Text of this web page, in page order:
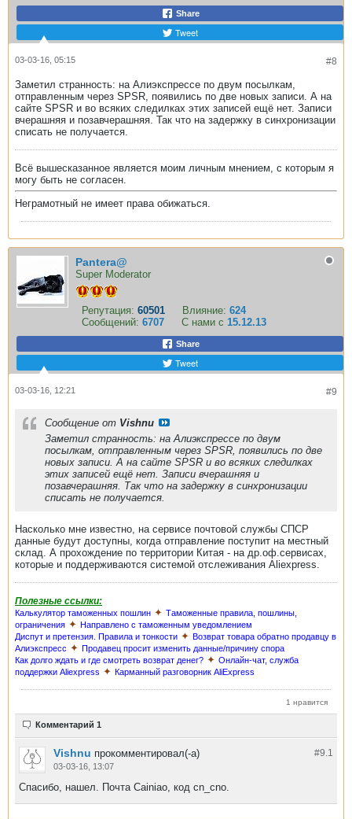
Share
Tweet
#8
03-03-16, 05:15
Заметил странность: на Алиэкспрессе по двум посылкам,
отправленным через SPSR, появились по две новых записи. А на
сайте SPSR и во всяких следилках этих записей ещё нет. Записи
вчерашняя и позавчерашняя. Так что на задержку в синхронизации
списать не получается.
Всё вышесказанное является моим личным мнением, с которым я
могу быть не согласен.
Неграмотный не имеет права обижаться.
Pantera@
Super Moderator
Репутация: 60501 Влияние: 624
Сообщений: 6707 С нами с 15.12.13
Share
Tweet
#9
03-03-16, 12:21
Сообщение от Vishnu
Заметил странность: на Алиэкспрессе по двум
посылкам, отправленным через SPSR, появились по две
новых записи. А на сайте SPSR и во всяких следилках
этих записей ещё нет. Записи вчерашняя и
позавчерашняя. Так что на задержку в синхронизации
списать не получается.
Насколько мне известно, на сервисе почтовой службы СПСР
данные будут доступны, когда отправление поступит на местный
склад. А прохождение по территории Китая - на др.оф.сервисах,
которые и поддерживаются системой отслеживания Aliexpress.
Полезные ссылки:
Калькулятор таможенных пошлин ✦ Таможенные правила, пошлины,
ограничения ✦ Направлено с таможенным уведомлением
Диспут и претензия. Правила и тонкости ✦ Возврат товара обратно продавцу в
Алиэкспресс ✦ Продавец просит изменить данные/причину спора
Как долго ждать и где смотреть возврат денег? ✦ Онлайн-чат, служба
поддержки Aliexpress ✦ Карманный разговорник AliExpress
1 нравится
Комментарий 1
#9. 1
Vishnu прокомментировал(-а)
03-03-16, 13:07
Спасибо, нашел. Почта Cainiao, код cn_cno.